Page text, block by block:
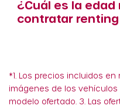
¿Cuál es la edad
contratar
*1. Los precios incluidos en
imágenes de los
modelo ofertado. 3. Las